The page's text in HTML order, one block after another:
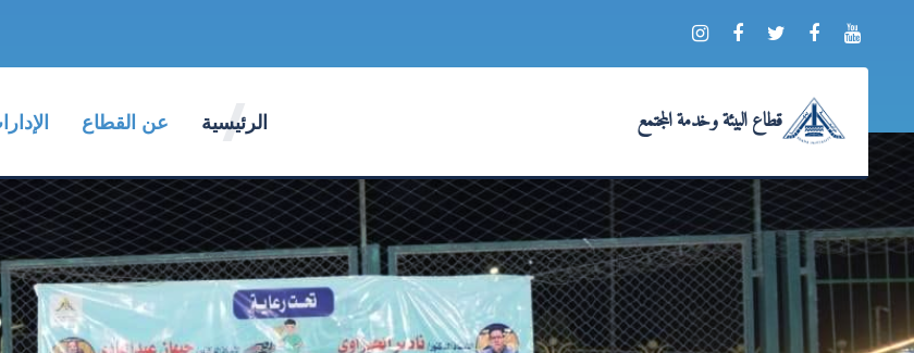
قطاع البيئة وخدمة المجتمع الرئيسية عن القطاع